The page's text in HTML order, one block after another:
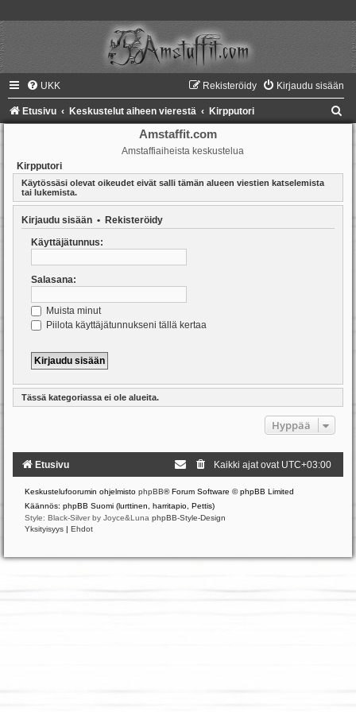
UKK Kirjaudu sisään
Rekisteröidy
Etusivu Keskustelut aiheen vierestä Kirpputori
Amstaffit.com
Amstaffiaiheista keskustelua
Kirpputori
Käytössäsi olevat oikeudet eivät salli tämän alueen viestien katselemista
tai lukemista.
Kirjaudu sisään • Rekisteröidy
Käyttäjätunnus:
Salasana:
Muista minut
Piilota käyttäjätunnukseni tällä kertaa
Tässä kategoriassa ei ole alueita.
Hyppää
Etusivu Kaikki ajat ovat UTC+03:00
Keskustelufoorumin ohjelmisto phpBB® Forum Software © phpBB Limited
Käännös: phpBB Suomi (lurttinen, harritapio, Pettis)
Style: Black-Silver by Joyce&Luna phpBB-Style-Design
Yksityisyys | Ehdot